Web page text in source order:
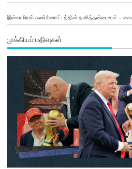
இஸ்லாமியக் கண்ணோட்டத்தின் தனித்தன்மைகள் –
முக்கியப் பதிவுகள்